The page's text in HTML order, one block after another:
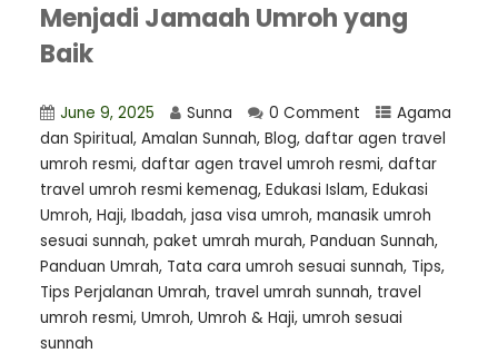
Menjadi Jamaah Umroh yang
Baik
June 9, 2025 Sunna 0 Comment
Agama
dan Spiritual, Amalan Sunnah, Blog, daftar agen travel
umroh resmi, ⁠daftar agen travel umroh resmi, daftar
travel umroh resmi kemenag, Edukasi Islam, Edukasi
Umroh, Haji, Ibadah, jasa visa umroh, manasik umroh
sesuai sunnah, paket umrah murah, Panduan Sunnah,
Panduan Umrah, Tata cara umroh sesuai sunnah, Tips,
Tips Perjalanan Umrah, travel umrah sunnah, travel
umroh resmi, Umroh, Umroh & Haji, umroh sesuai
sunnah